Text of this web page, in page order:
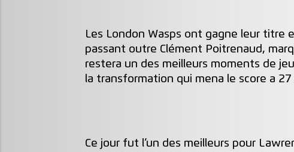
Les London Wasps ont gagne leur titre
passant outre Clément Poitrenaud,
restera un des meilleurs moments de
la transformation qui mena le score a
Ce jour fut l’un des meilleurs pour